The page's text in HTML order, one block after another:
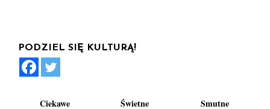
PODZIEL SIĘ KULTURĄ!
Ciekawe Świetne Smutne